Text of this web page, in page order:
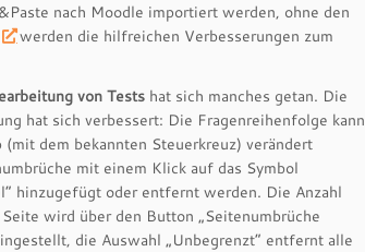
nach Moodle importiert werden, ohne den
werden die hilfreichen Verbesserungen zum
von Tests hat sich manches getan. Die
hat sich verbessert: Die Fragenreihenfolge kann
(mit dem bekannten Steuerkreuz) verändert
mit einem Klick auf das Symbol
hinzugefügt oder entfernt werden. Die Anzahl
wird über den Button „Seitenumbrüche
die Auswahl „Unbegrenzt“ entfernt alle